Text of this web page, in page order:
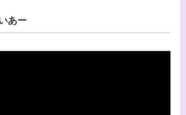
あー